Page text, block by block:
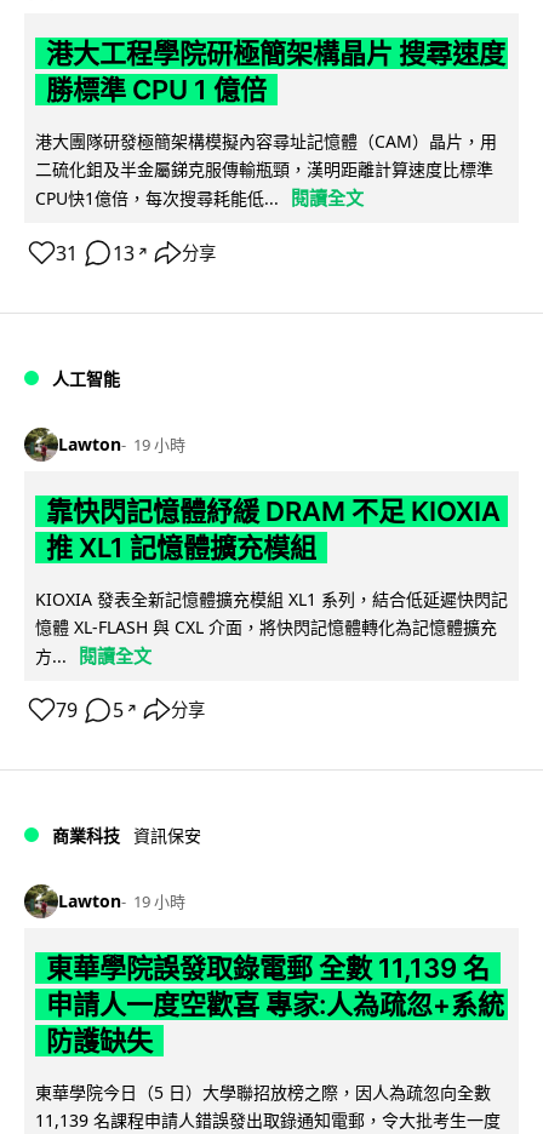
港大工程學院研極簡架構晶片 搜尋速度
勝標準 CPU 1 億倍
港大團隊研發極簡架構模擬內容尋址記憶體（CAM）晶片，用
二硫化鉬及半金屬銻克服傳輸瓶頸，漢明距離計算速度比標準
CPU快1億倍，每次搜尋耗能低...
閱讀全文
31 13 ↗ 分享
人工智能
Lawton 19 小時
靠快閃記憶體紓緩 DRAM 不足 KIOXIA
推 XL1 記憶體擴充模組
KIOXIA 發表全新記憶體擴充模組 XL1 系列，結合低延遲快閃記
憶體 XL-FLASH 與 CXL 介面，將快閃記憶體轉化為記憶體擴充
方...
閱讀全文
79 5 ↗ 分享
商業科技 資訊保安
Lawton 19 小時
東華學院誤發取錄電郵 全數 11,139 名
申請人一度空歡喜 專家:人為疏忽+系統
防護缺失
東華學院今日（5 日）大學聯招放榜之際，因人為疏忽向全數
11,139 名課程申請人錯誤發出取錄通知電郵，令大批考生一度